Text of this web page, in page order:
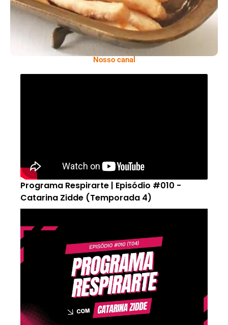
Nosso canal
Programa Respirarte | Episódio #010 -
Catarina Zidde (Temporada 4)